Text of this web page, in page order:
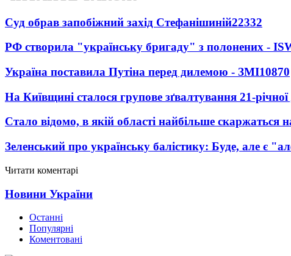
Суд обрав запобіжний захід Стефанішиній22332
РФ створила "українську бригаду" з полонених -
Україна поставила Путіна перед дилемою - ЗМІ10870
На Київщині сталося групове зґвалтування 21-річної
Стало відомо, в якій області найбільше скаржаться
Зеленський про українську балістику: Буде, але є
Читати коментарі
Новини України
Останні
Популярні
Коментовані